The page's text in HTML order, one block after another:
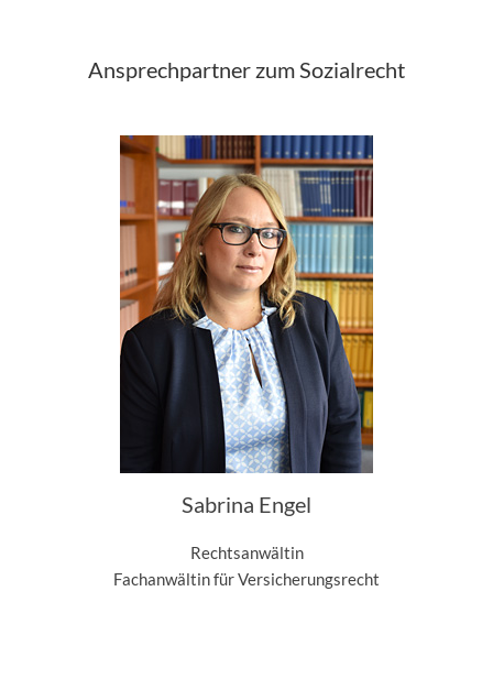
Ansprechpartner zum Sozialrecht
Sabrina Engel
Rechtsanwältin
Fachanwältin für Versicherungsrecht